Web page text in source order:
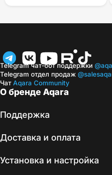
О бренде Aqara
Поддержка
Доставка и оплата
Установка и настройка
Telegram чат-бот поддержки
Telegram отдел продаж
ЧатAqara Community